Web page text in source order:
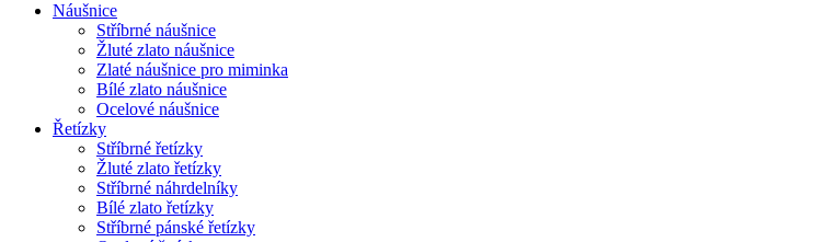
Náušnice
Stříbrné náušnice
Žluté zlato náušnice
Zlaté náušnice pro miminka
Bílé zlato náušnice
Ocelové náušnice
Řetízky
Stříbrné řetízky
Žluté zlato řetízky
Stříbrné náhrdelníky
Bílé zlato řetízky
Stříbrné pánské řetízky